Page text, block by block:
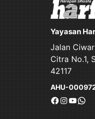
Yayasan
Jalan
Citra No.1,
42117
AHU-
Facebook